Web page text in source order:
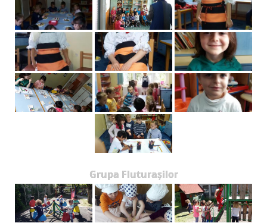
Grupa Fluturașilor